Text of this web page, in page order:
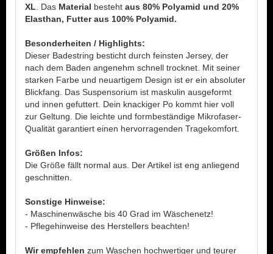
XL . Das Material besteht aus 80% Polyamid und 20%
Elasthan, Futter aus 100% Polyamid.
Besonderheiten / Highlights:
Dieser Badestring besticht durch feinsten Jersey, der
nach dem Baden angenehm schnell trocknet. Mit seiner
starken Farbe und neuartigem Design ist er ein absoluter
Blickfang. Das Suspensorium ist maskulin ausgeformt
und innen gefuttert. Dein knackiger Po kommt hier voll
zur Geltung. Die leichte und formbeständige Mikrofaser-
Qualität garantiert einen hervorragenden Tragekomfort.
Größen Infos:
Die Größe fällt normal aus. Der Artikel ist eng anliegend
geschnitten.
Sonstige Hinweise:
- Maschinenwäsche bis 40 Grad im Wäschenetz!
- Pflegehinweise des Herstellers beachten!
Wir empfehlen zum Waschen hochwertiger und teurer